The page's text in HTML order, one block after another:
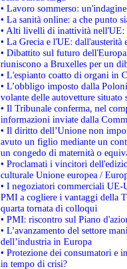
• Lavoro sommerso:
• La sanità online: a che punto
• Alti livelli di inattività nell'UE:
• La Grecia e l'UE: dall'austerità
• Dibattito sul futuro
riuniscono a Bruxelles per un
• L'espianto coatto di organi in
• L’obbligo imposto dalla
volante delle autovetture
• Il Tribunale conferma, nel
informazioni inviate dalla
• Il diritto dell’Unione non
avuto un figlio mediante un
un congedo di maternità o
• Proclamati i vincitori
culturale Unione europea /
• I negoziatori commerciali UE-
PMI a cogliere i vantaggi della
quarta tornata di colloqui
• PMI: riscontro sul Piano
• L’avanzamento del settore
dell’industria in Europa
• Protezione dei consumatori e
in tempo di crisi?